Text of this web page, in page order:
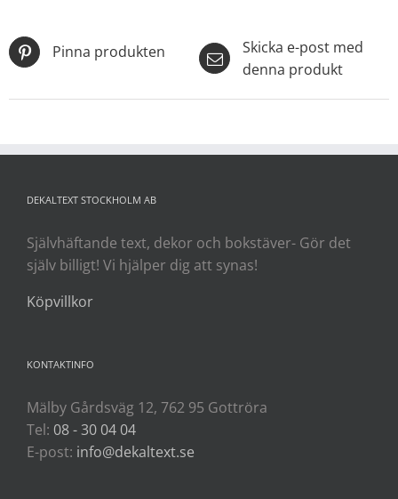
Pinna produkten
Skicka e-post med
denna produkt
DEKALTEXT STOCKHOLM AB
Självhäftande text, dekor och bokstäver- Gör det
själv billigt! Vi hjälper dig att synas!
Köpvillkor
KONTAKTINFO
Mälby Gårdsväg 12, 762 95 Gottröra
Tel: 08 - 30 04 04
E-post: info@dekaltext.se